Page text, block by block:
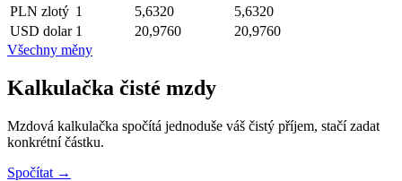
PLN zlotý 1 5,6320
5,6320
USD dolar 1 20,9760
20,9760
Všechny měny
Kalkulačka čisté mzdy
Mzdová kalkulačka spočítá jednoduše váš čistý příjem, stačí zadat
konkrétní částku.
Spočítat →